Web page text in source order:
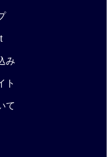
み
ト
て